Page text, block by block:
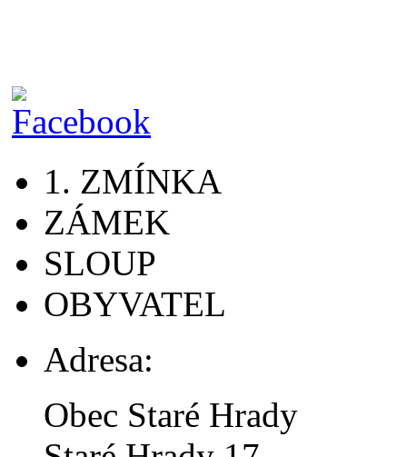
1. ZMÍNKA
ZÁMEK
SLOUP
OBYVATEL
Adresa:
Obec Staré Hrady